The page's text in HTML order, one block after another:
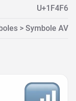
U+1F4F6
> Symbole AV